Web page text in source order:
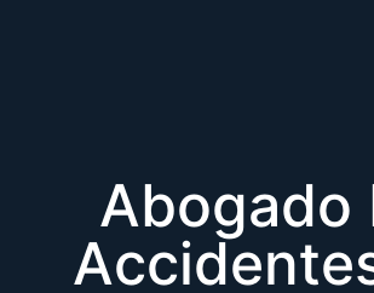
Abogado